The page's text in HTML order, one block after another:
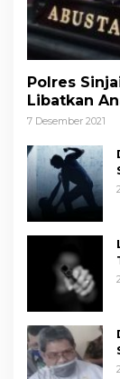
Polres
Libatkan
7 Desember 2021